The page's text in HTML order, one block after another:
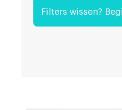
Filters wissen?